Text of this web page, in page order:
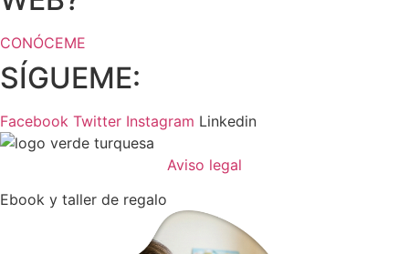
CONÓCEME
SÍGUEME:
Facebook Twitter Instagram Linkedin
Aviso legal
Ebook y taller de regalo